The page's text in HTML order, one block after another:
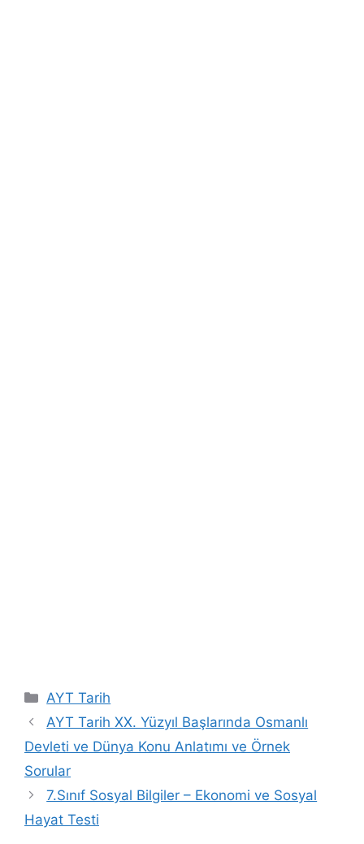
Kategoriler
AYT Tarih
AYT Tarih XX. Yüzyıl Başlarında Osmanlı
Devleti ve Dünya Konu Anlatımı ve Örnek
Sorular
7.Sınıf Sosyal Bilgiler – Ekonomi ve Sosyal
Hayat Testi